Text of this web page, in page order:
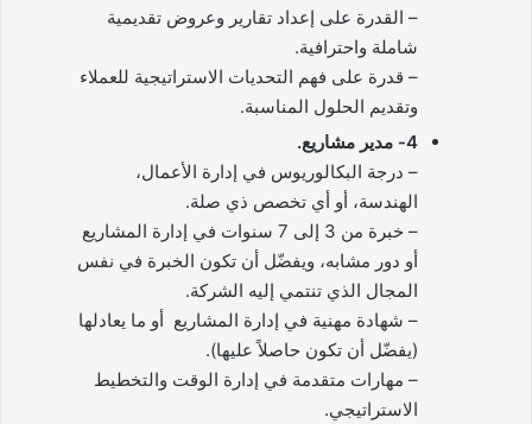
– القدرة على إعداد تقارير وعروض تقديمية
شاملة واحترافية.
– قدرة على فهم التحديات الاستراتيجية للعملاء
وتقديم الحلول المناسبة.
4- مدير مشاريع.
– درجة البكالوريوس في إدارة الأعمال،
الهندسة، أو أي تخصص ذي صلة.
– خبرة من 3 إلى 7 سنوات في إدارة المشاريع
أو دور مشابه، ويفضّل أن تكون الخبرة في نفس
المجال الذي تنتمي إليه الشركة.
– شهادة مهنية في إدارة المشاريع أو ما يعادلها
(يفضّل أن تكون حاصلاً عليها).
– مهارات متقدمة في إدارة الوقت والتخطيط
الاستراتيجي.